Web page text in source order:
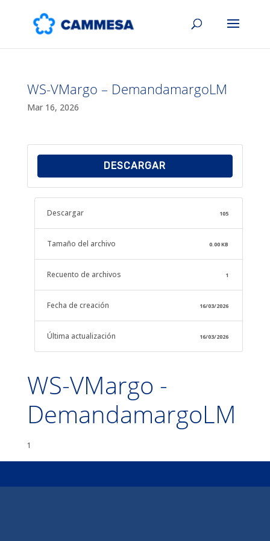
WS-VMargo – DemandamargoLM
Mar 16, 2026
DESCARGAR
Descargar 105
Tamaño del archivo 0.00 KB
Recuento de archivos 1
Fecha de creación 16/03/2026
Última actualización 16/03/2026
WS-VMargo -
DemandamargoLM
1